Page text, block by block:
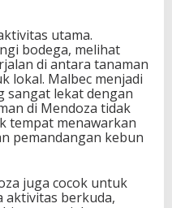
utama.
bodega, melihat
di antara tanaman
lokal. Malbec menjadi
sangat lekat dengan
di Mendoza tidak
tempat menawarkan
pemandangan kebun
juga cocok untuk
aktivitas berkuda,